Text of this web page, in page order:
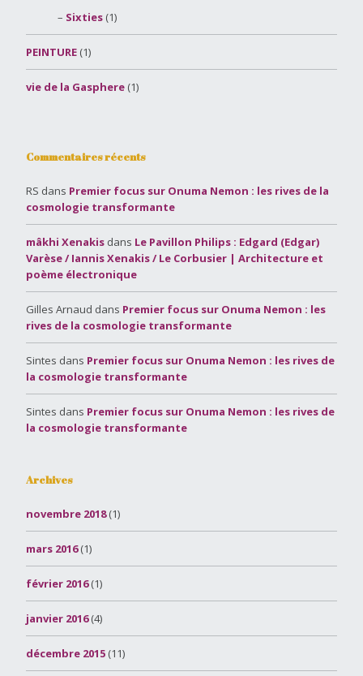
Sixties (1)
PEINTURE (1)
vie de la Gasphere (1)
Commentaires récents
RS dans Premier focus sur Onuma Nemon : les rives de la
cosmologie transformante
mâkhi Xenakis dans Le Pavillon Philips : Edgard (Edgar)
Varèse / Iannis Xenakis / Le Corbusier | Architecture et
poème électronique
Gilles Arnaud dans Premier focus sur Onuma Nemon : les
rives de la cosmologie transformante
Sintes dans Premier focus sur Onuma Nemon : les rives de
la cosmologie transformante
Sintes dans Premier focus sur Onuma Nemon : les rives de
la cosmologie transformante
Archives
novembre 2018(1)
mars 2016(1)
février 2016(1)
janvier 2016(4)
décembre 2015 (11)